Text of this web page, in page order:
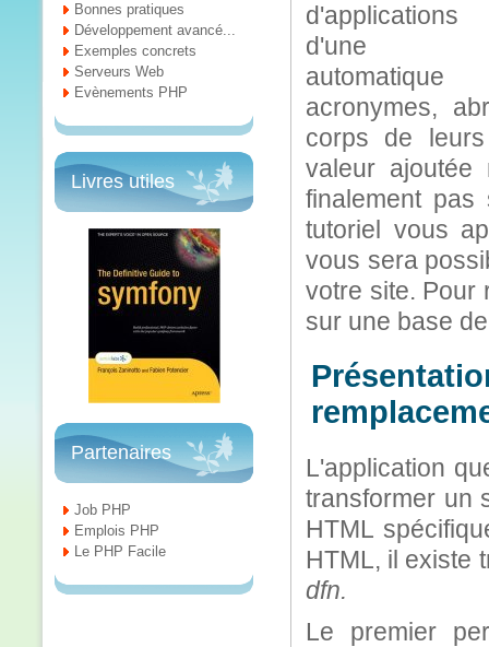
d'une
acronymes,
corps de
valeur
finalement
tutoriel vous
vous sera
votre site. Pour
sur une base
L'application
transformer un
HTML
HTML, il existe
dfn.
Le premier
Bonnes pratiques
Développement avancé...
Exemples concrets
Serveurs Web
Evènements PHP
Livres utiles
Partenaires
Job PHP
Emplois PHP
Le PHP Facile